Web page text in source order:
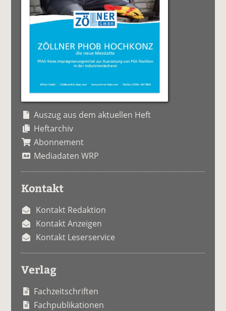
Auszug aus dem aktuellen Heft
Heftarchiv
Abonnement
Mediadaten WRP
Kontakt
Kontakt Redaktion
Kontakt Anzeigen
Kontakt Leserservice
Verlag
Fachzeitschriften
Fachpublikationen